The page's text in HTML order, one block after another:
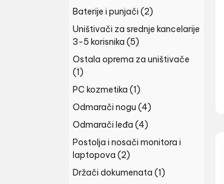
Baterije i punjači (2)
Uništivači za srednje kancelarije
3-5 korisnika (5)
Ostala oprema za uništivače
(1)
PC kozmetika (1)
Odmarači nogu (4)
Odmarači leđa (4)
Postolja i nosači monitora i
laptopova (2)
Držači dokumenata (1)